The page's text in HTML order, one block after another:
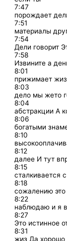
7:47
порождает
7:51
материалы
7:54
Дели говорит
7:58
Извините а
8:01
прижимает
8:03
дело мы жето
8:04
абстракции А
8:06
богатыми
8:10
8:12
далее И тут
8:15
сталкивается
8:18
сожалению
8:22
наблюдаю и я
8:27
Это истинное
8:31
жиз Да хорошо